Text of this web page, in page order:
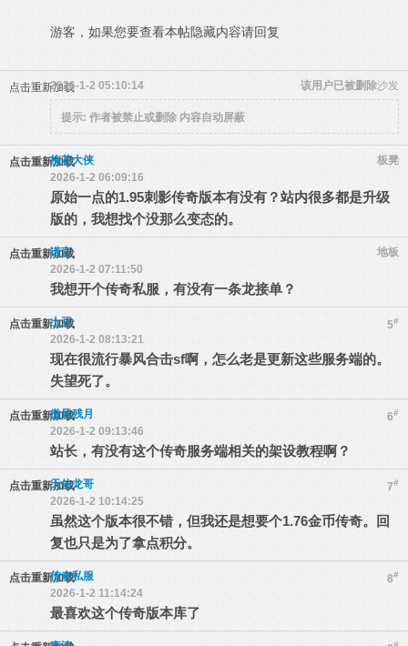
游客，如果您要查看本帖隐藏内容请回复
点击重新加载 沙发
该用户已被删除
2026-1-2 05:10:14
提示: 作者被禁止或删除 内容自动屏蔽
点击重新加载 板凳
梅花大侠
2026-1-2 06:09:16
原始一点的1.95刺影传奇版本有没有？站内很多都是升级
版的，我想找个没那么变态的。
点击重新加载 地板
诺言
2026-1-2 07:11:50
我想开个传奇私服，有没有一条龙接单？
点击重新加载 5#
土豆
2026-1-2 08:13:21
现在很流行暴风合击sf啊，怎么老是更新这些服务端的。
失望死了。
点击重新加载 6#
傲风残月
2026-1-2 09:13:46
站长，有没有这个传奇服务端相关的架设教程啊？
点击重新加载 7#
天佑龙哥
2026-1-2 10:14:25
虽然这个版本很不错，但我还是想要个1.76金币传奇。回
复也只是为了拿点积分。
点击重新加载 8#
传奇私服
2026-1-2 11:14:24
最喜欢这个传奇版本库了